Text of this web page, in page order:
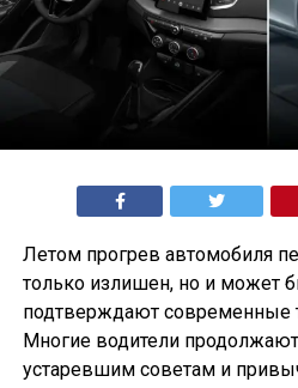
Летом прогрев автомобиля
только излишен, но и может
подтверждают современные
Многие водители
устаревшим советам и